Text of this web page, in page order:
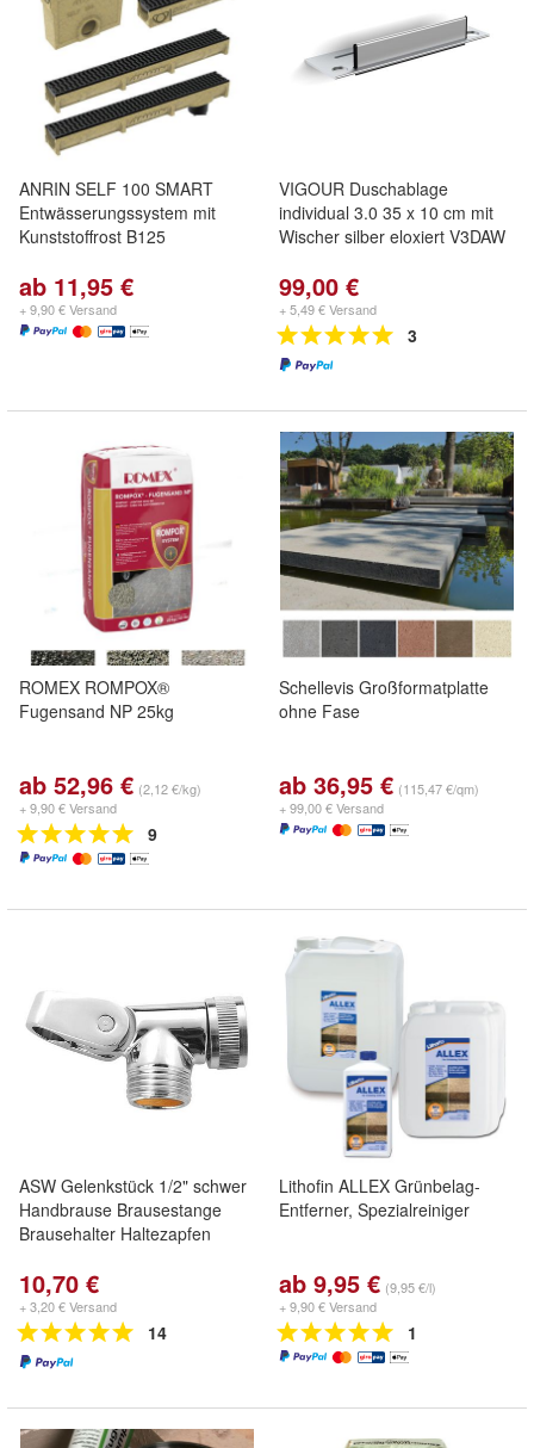
ANRIN SELF 100 SMART
Entwässerungssystem mit
Kunststoffrost B125
ab 11,95 €
+ 9,90 € Versand
VIGOUR Duschablage
individual 3.0 35 x 10 cm mit
Wischer silber eloxiert V3DAW
99,00 €
+ 5,49 € Versand
3
ROMEX ROMPOX®
Fugensand NP 25kg
ab 52,96 € (2,12 €/kg)
+ 9,90 € Versand
9
Schellevis Großformatplatte
ohne Fase
ab 36,95 € (115,47 €/qm)
+ 99,00 € Versand
ASW Gelenkstück 1/2" schwer
Handbrause Brausestange
Brausehalter Haltezapfen
10,70 €
+ 3,20 € Versand
14
Lithofin ALLEX Grünbelag-
Entferner, Spezialreiniger
ab 9,95 € (9,95 €/l)
+ 9,90 € Versand
1